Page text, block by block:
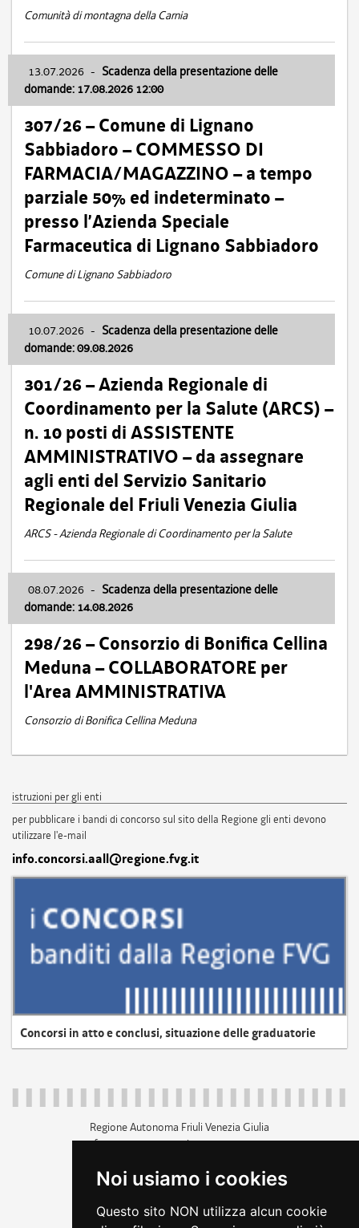
Noi usiamo i cookies
Questo sito NON utilizza alcun cookie
Comunità di montagna della Carnia
13.07.2026 - Scadenza della presentazione delle
domande: 17.08.2026 12:00
307/26 – Comune di Lignano
Sabbiadoro – COMMESSO DI
FARMACIA/MAGAZZINO – a tempo
parziale 50% ed indeterminato –
presso l’Azienda Speciale
Farmaceutica di Lignano Sabbiadoro
Comune di Lignano Sabbiadoro
10.07.2026 - Scadenza della presentazione delle
domande: 09.08.2026
301/26 – Azienda Regionale di
Coordinamento per la Salute (ARCS) –
n. 10 posti di ASSISTENTE
AMMINISTRATIVO – da assegnare
agli enti del Servizio Sanitario
Regionale del Friuli Venezia Giulia
ARCS - Azienda Regionale di Coordinamento per la Salute
08.07.2026 - Scadenza della presentazione delle
domande: 14.08.2026
298/26 – Consorzio di Bonifica Cellina
Meduna – COLLABORATORE per
l'Area AMMINISTRATIVA
Consorzio di Bonifica Cellina Meduna
istruzioni per gli enti
per pubblicare i bandi di concorso sul sito della Regione gli enti devono
utilizzare l'e-mail
info.concorsi.aall@regione.fvg.it
Concorsi in atto e conclusi, situazione delle graduatorie
Regione Autonoma Friuli Venezia Giulia
c.f. 80014930327; p.iva 00526040324
+39 040 3771111